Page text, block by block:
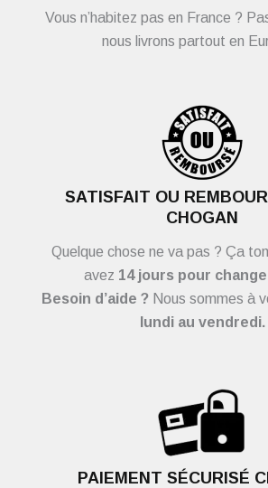
Vous n’habitez pas en France ?
nous livrons partout en
SATISFAIT OU
CHOGAN
Quelque chose ne va pas ? Ça
avez 14 jours pour
Besoin d’aide ? Nous sommes à
lundi au vendredi.
PAIEMENT SÉCURISÉ